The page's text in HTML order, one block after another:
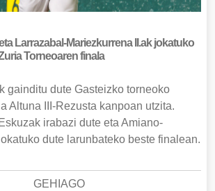
Larrazabal-Mariezkurrena II.ak jokatuko
Torneoaren finala
gainditu dute Gasteizko torneoko
Altuna III-Rezusta kanpoan utzita.
irabazi dute eta Amiano-
dute larunbateko beste finalean.
GEHIAGO